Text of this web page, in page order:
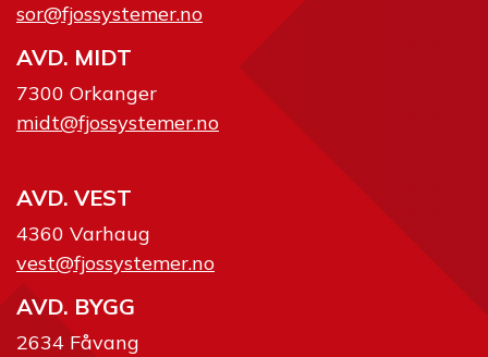
sor@fjossystemer.no
AVD. MIDT
7300 Orkanger
midt@fjossystemer.no
AVD. VEST
4360 Varhaug
vest@fjossystemer.no
AVD. BYGG
2634 Fåvang